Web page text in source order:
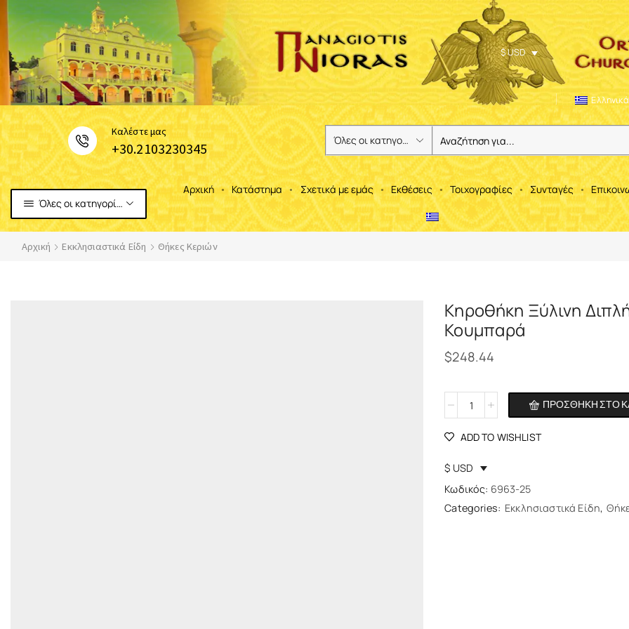
$ USD
Ελληνικά
Καλέστε μας
+30.2103230345
Όλες οι κατηγορίες
Αρχική Κατάστημα Σχετικά με εμάς Εκθέσεις Τοιχογραφίες Συνταγές
Αρχική Εκκλησιαστικά Είδη Θήκες Κεριών
Κηροθήκη Ξύλινη
Κουμπαρά
$248.44
ΠΡΟΣΘΉΚΗ ΣΤΟ
Alternative:
ADD TO WISHLIST
$ USD
Κωδικός: 6963-25
Categories: Εκκλησιαστικά Είδη,